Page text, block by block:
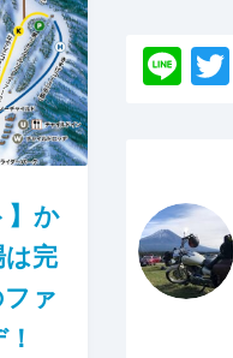
】か
は完
ァ
Li